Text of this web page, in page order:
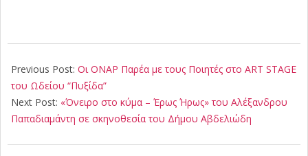
01-
11
Previous Post: Οι ΟΝΑΡ Παρέα με τους Ποιητές στο ART STAGE
του Ωδείου “Πυξίδα”
Next Post: «Όνειρο στο κύμα – Έρως Ήρως» του Αλέξανδρου
Παπαδιαμάντη σε σκηνοθεσία του Δήμου Αβδελιώδη